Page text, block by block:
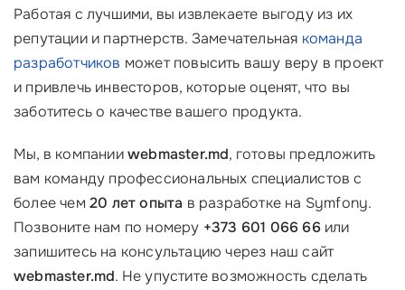
Работая с лучшими, вы извлекаете выгоду из их
репутации и партнерств. Замечательная команда
разработчиков может повысить вашу веру в проект
и привлечь инвесторов, которые оценят, что вы
заботитесь о качестве вашего продукта.
Мы, в компанииwebmaster.md, готовы предложить
вам команду профессиональных специалистов с
более чем 20 лет опыта в разработке на Symfony.
Позвоните нам по номеру +373 601 066 66или
запишитесь на консультацию через наш сайт
webmaster.md. Не упустите возможность сделать